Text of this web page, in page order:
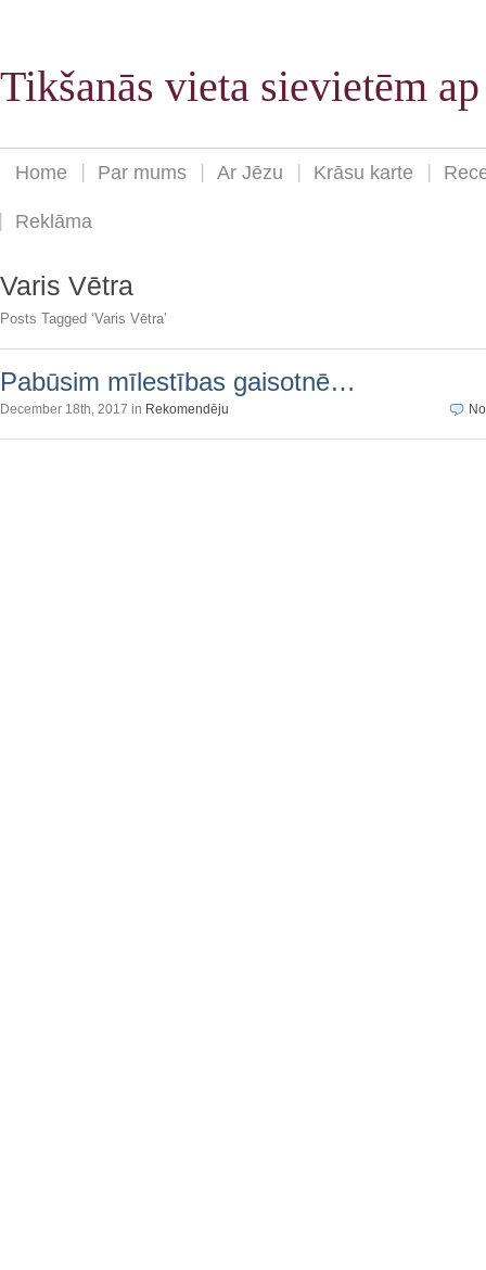
Tikšanās vieta sievietēm
Home Par mums Ar Jēzu Krāsu karte
Reklāma
Varis Vētra
Posts Tagged ‘Varis Vētra’
Pabūsim mīlestības gaisotnē…
December 18th, 2017 in Rekomendēju